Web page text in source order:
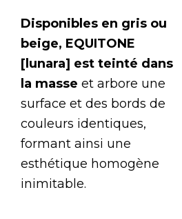
Disponibles en gris ou
beige, EQUITONE
[lunara] est teinté dans
la masse et arbore une
surface et des bords de
couleurs identiques,
formant ainsi une
esthétique homogène
inimitable.